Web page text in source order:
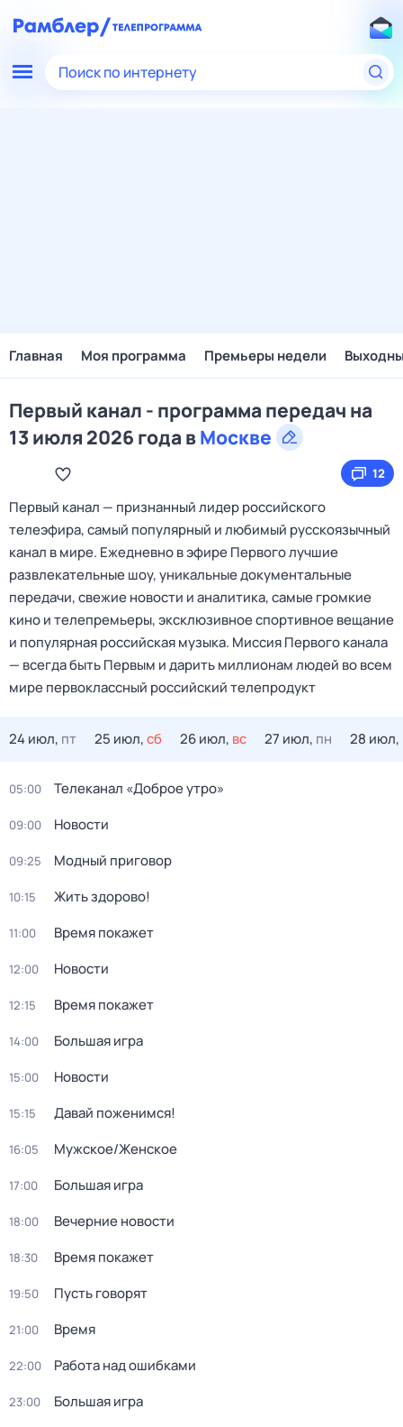
Поиск по интернету
Главная Моя программа Премьеры недели
Первый канал - программа передач на
13 июля 2026 года вМоскве
12
Первый канал — признанный лидер российского
телеэфира, самый популярный и любимый русскоязычный
канал в мире. Ежедневно в эфире Первого лучшие
развлекательные шоу, уникальные документальные
передачи, свежие новости и аналитика, самые громкие
кино и телепремьеры, эксклюзивное спортивное вещание
и популярная российская музыка. Миссия Первого канала
— всегда быть Первым и дарить миллионам людей во всем
мире первоклассный российский телепродукт
24 июл, пт 25 июл,сб 26 июл, вс 27 июл, пн 28 июл,
05:00 Телеканал «Доброе утро»
09:00 Новости
09:25 Модный приговор
10:15 Жить здорово!
11:00 Время покажет
12:00 Новости
12:15 Время покажет
14:00 Большая игра
15:00 Новости
15:15 Давай поженимся!
16:05 Мужское/Женское
17:00 Большая игра
18:00 Вечерние новости
18:30 Время покажет
19:50 Пусть говорят
21:00 Время
22:00 Работа над ошибками
23:00 Большая игра